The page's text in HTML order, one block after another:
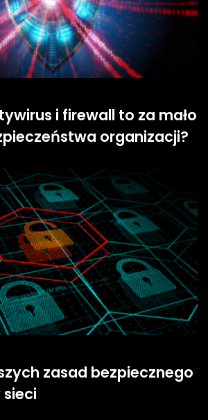
i firewall to za mało
organizacji?
zasad bezpiecznego